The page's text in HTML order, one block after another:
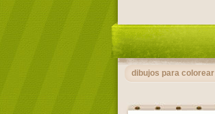
dibujos para colorear